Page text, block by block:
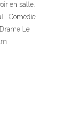
en salle.
. Comédie
Le